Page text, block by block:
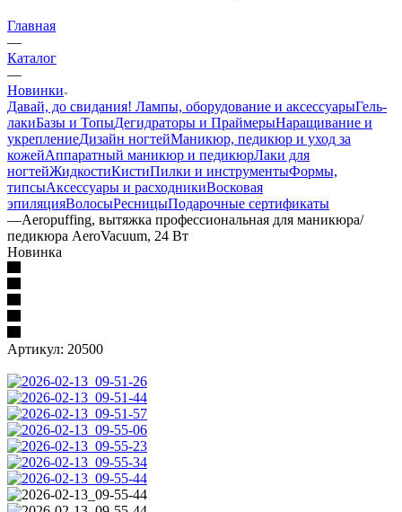
Главная
—
Каталог
—
Новинки
Давай, до свидания! Лампы, оборудование и аксессуарыГель-
лакиБазы и ТопыДегидраторы и ПраймерыНаращивание и
укреплениеДизайн ногтейМаникюр, педикюр и уход за
кожейАппаратный маникюр и педикюрЛаки для
ногтейЖидкостиКистиПилки и инструментыФормы,
типсыАксессуары и расходникиВосковая
эпиляцияВолосыРесницыПодарочные сертификаты
—Aeropuffing, вытяжка профессиональная для маникюра/
педикюра AeroVacuum, 24 Вт
Новинка
Артикул: 20500